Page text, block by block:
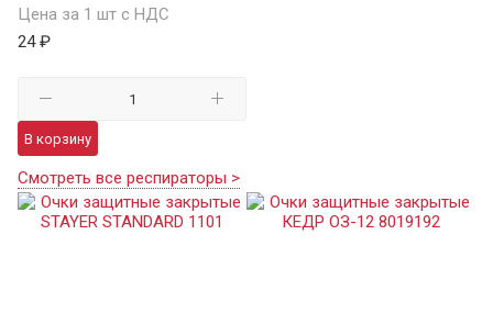
Цена за 1 шт с НДС
24 ₽
В корзину
Смотреть все респираторы >